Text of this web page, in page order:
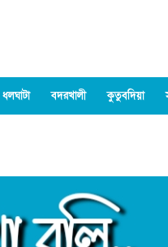
ধলঘাটা বদরখালী কুতুবদিয়া